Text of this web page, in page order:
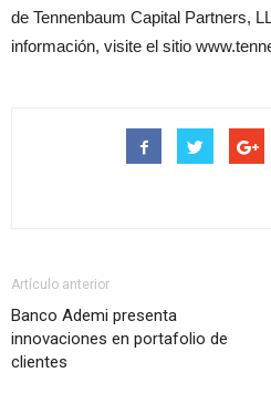
de Tennenbaum Capital Partners,
información, visite el sitio
Artículo anterior
Banco Ademi presenta
innovaciones en portafolio de
clientes